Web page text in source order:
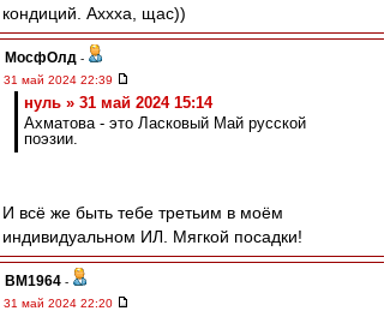
кондиций. Аххха, щас))
МосфОлд -
31 май 2024 22:39
нуль » 31 май 2024 15:14
Ахматова - это Ласковый Май русской
поэзии.
И всё же быть тебе третьим в моём
индивидуальном ИЛ. Мягкой посадки!
BM1964 -
31 май 2024 22:20